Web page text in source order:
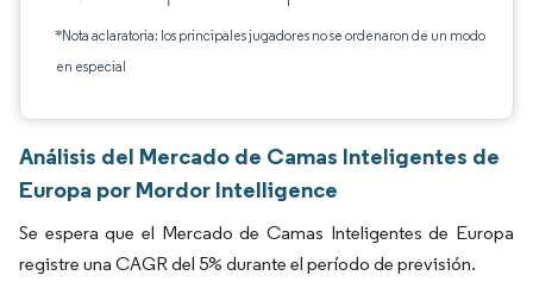
*Nota aclaratoria: los principales jugadores no se ordenaron de un modo
en especial
Análisis del Mercado de Camas Inteligentes de
Europa por Mordor Intelligence
Se espera que el Mercado de Camas Inteligentes de Europa
registre una CAGR del 5% durante el período de previsión.